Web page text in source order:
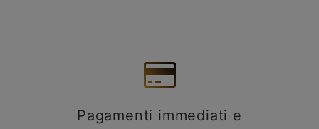
Pagamenti immediati e